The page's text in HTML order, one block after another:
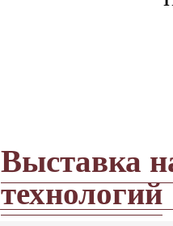
Выставка
технологий